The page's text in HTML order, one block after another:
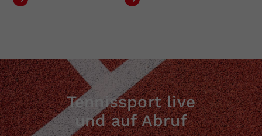
Tennissport live
und auf Abruf